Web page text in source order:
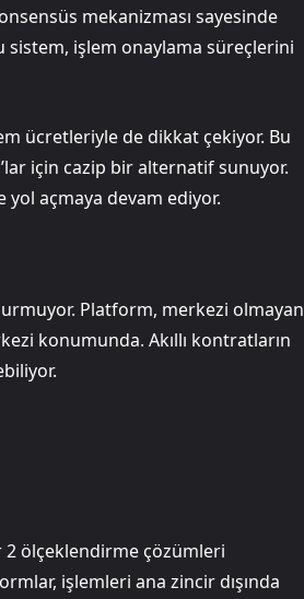
mekanizması sayesinde
işlem onaylama süreçlerini
ücretleriyle de dikkat çekiyor. Bu
için cazip bir alternatif sunuyor.
yol açmaya devam ediyor.
Platform, merkezi olmayan
konumunda. Akıllı kontratların
2 ölçeklendirme çözümleri
işlemleri ana zincir dışında